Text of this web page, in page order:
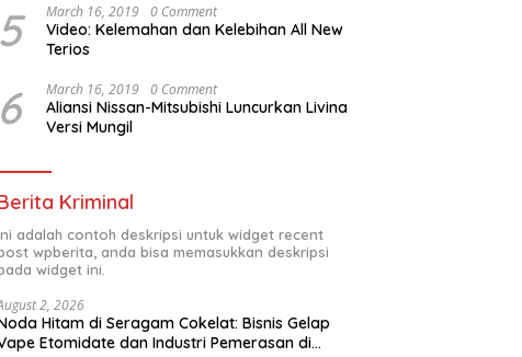
5 March 16, 2019 0 Comment
Video: Kelemahan dan Kelebihan All New
Terios
6 March 16, 2019 0 Comment
Aliansi Nissan-Mitsubishi Luncurkan Livina
Versi Mungil
Kriminal
adalah contoh deskripsi untuk widget recent
wpberita, anda bisa memasukkan deskripsi
widget ini.
2, 2026
Hitam di Seragam Cokelat: Bisnis Gelap
Etomidate dan Industri Pemerasan di